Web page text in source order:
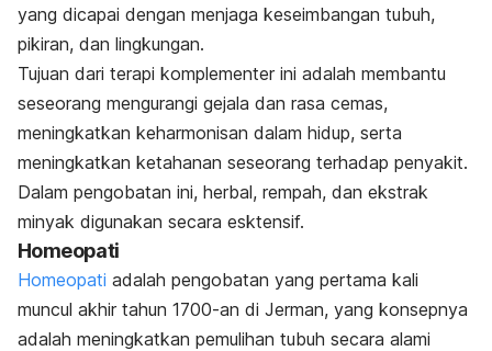
yang dicapai dengan menjaga keseimbangan tubuh,
pikiran, dan lingkungan.
Tujuan dari terapi komplementer ini adalah membantu
seseorang mengurangi gejala dan rasa cemas,
meningkatkan keharmonisan dalam hidup, serta
meningkatkan ketahanan seseorang terhadap penyakit.
Dalam pengobatan ini, herbal, rempah, dan ekstrak
minyak digunakan secara esktensif.
Homeopati
Homeopati adalah pengobatan yang pertama kali
muncul akhir tahun 1700-an di Jerman, yang konsepnya
adalah meningkatkan pemulihan tubuh secara alami